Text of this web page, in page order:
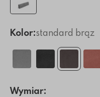
Kolor:standard brąz
Wymiar: